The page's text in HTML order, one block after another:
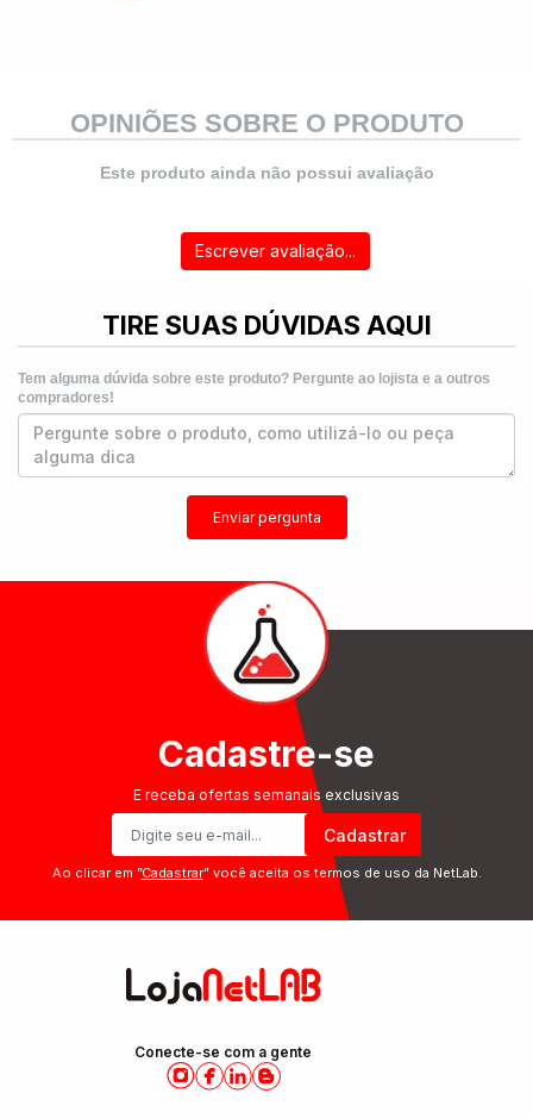
OPINIÕES SOBRE O PRODUTO
Este produto ainda não possui avaliação
Escrever avaliação...
TIRE SUAS DÚVIDAS AQUI
Tem alguma dúvida sobre este produto? Pergunte ao lojista e a outros
compradores!
Enviar pergunta
Cadastre-se
E receba ofertas semanais exclusivas
Cadastrar
Ao clicar em ”Cadastrar” você aceita os termos de uso da NetLab.
Conecte-se com a gente